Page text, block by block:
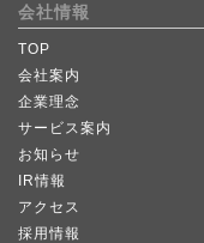
会社情報
TOP
会社案内
企業理念
サービス案内
お知らせ
IR情報
アクセス
採用情報